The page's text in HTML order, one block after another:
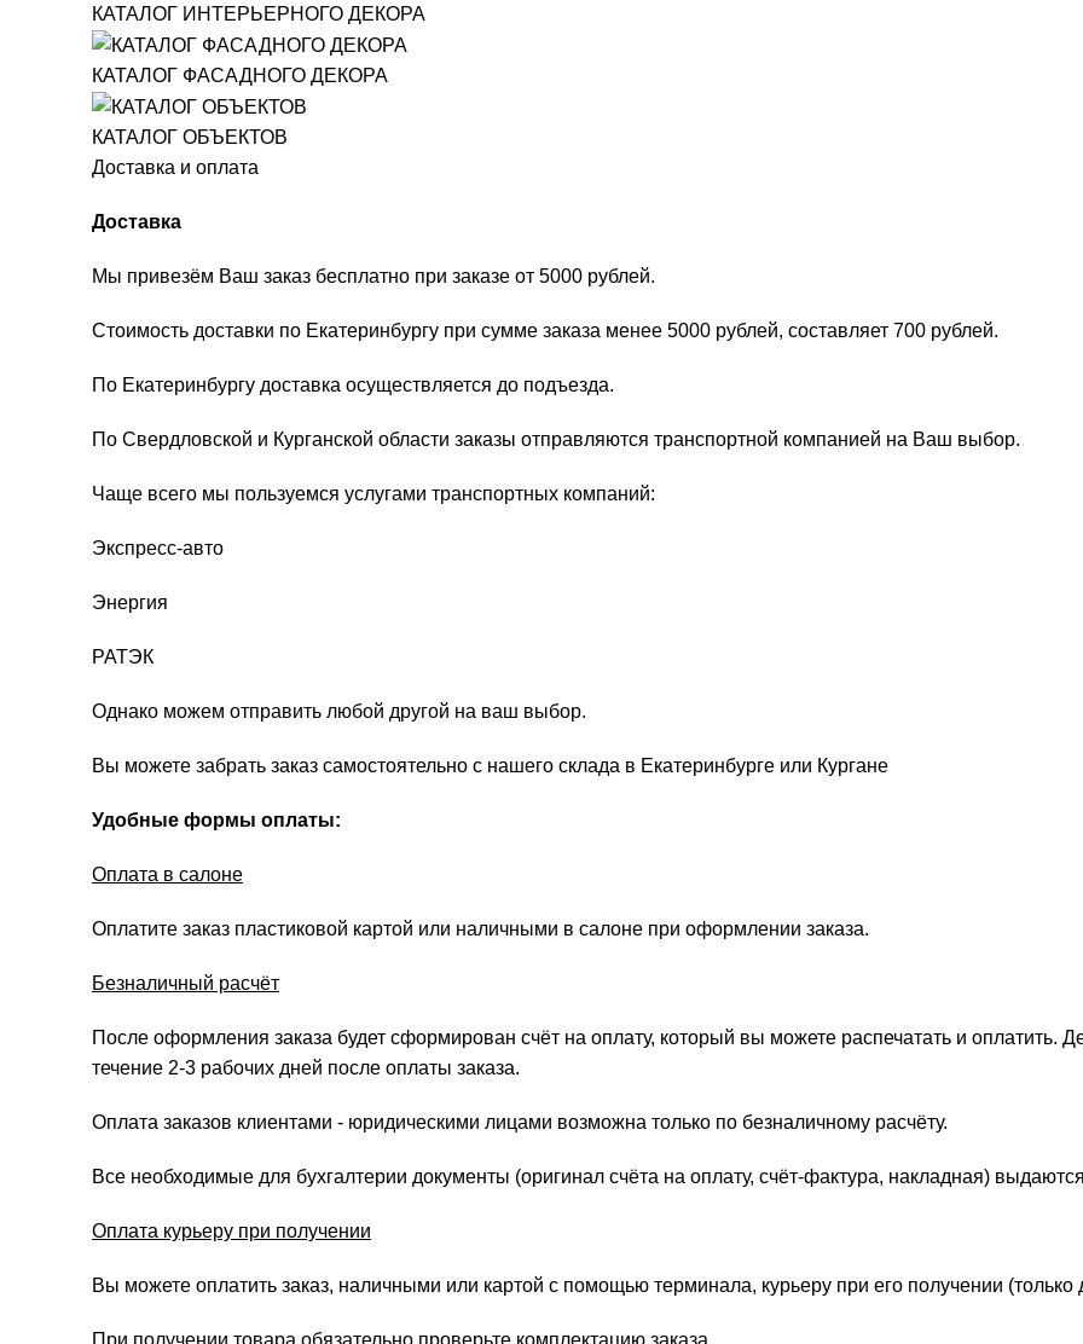
КАТАЛОГ ИНТЕРЬЕРНОГО ДЕКОРА
КАТАЛОГ ФАСАДНОГО ДЕКОРА
КАТАЛОГ ОБЪЕКТОВ
Доставка и оплата
Доставка
Мы привезём Ваш заказ бесплатно при заказе от 5000 рублей.
Стоимость доставки по Екатеринбургу при сумме заказа менее 5000 рублей, составляет 700 рублей.
По Екатеринбургу доставка осуществляется до подъезда.
По Свердловской и Курганской области заказы отправляются транспортной компанией на Ваш выбор.
Чаще всего мы пользуемся услугами транспортных компаний:
Экспресс-авто
Энергия
РАТЭК
Однако можем отправить любой другой на ваш выбор.
Вы можете забрать заказ самостоятельно с нашего склада в Екатеринбурге или Кургане
Удобные формы оплаты:
Оплата в салоне
Оплатите заказ пластиковой картой или наличными в салоне при оформлении заказа.
Безналичный расчёт
После оформления заказа будет сформирован счёт на оплату, который вы можете распечатать и оплатить.
течение 2-3 рабочих дней после оплаты заказа.
Оплата заказов клиентами - юридическими лицами возможна только по безналичному расчёту.
Все необходимые для бухгалтерии документы (оригинал счёта на оплату, счёт-фактура, накладная)
Оплата курьеру при получении
Вы можете оплатить заказ, наличными или картой с помощью терминала, курьеру при его получении (только